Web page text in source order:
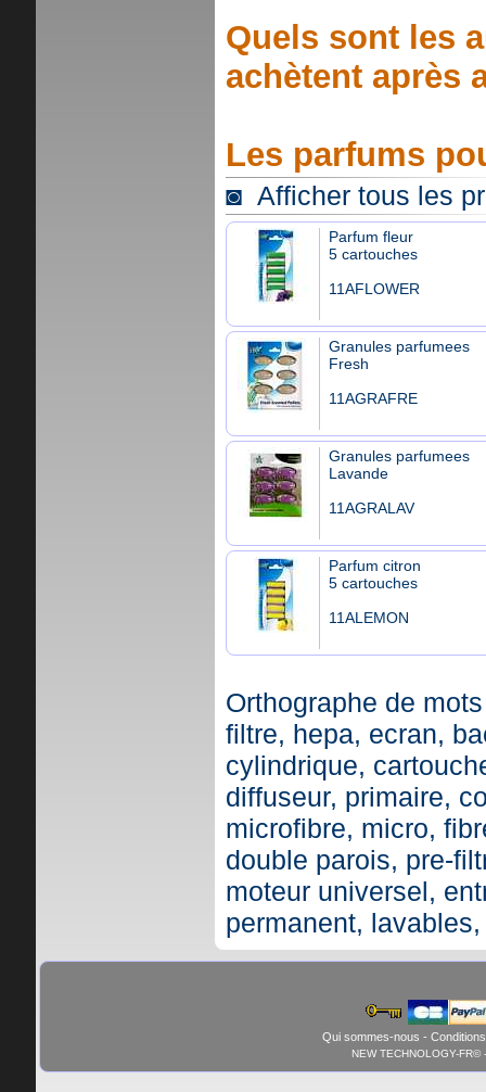
Quels sont les
achètent après
Les parfums
◙ Afficher tous les
Parfum fleur
5 cartouches
11AFLOWER
Granules parfumees
Fresh
11AGRAFRE
Granules parfumees
Lavande
11AGRALAV
Parfum citron
5 cartouches
11ALEMON
Orthographe de
filtre, hepa, ecran,
cylindrique,
diffuseur, primaire,
microfibre, micro,
double parois, pre-
moteur universel,
permanent,
Qui sommes-nous -
NEW TECHNOLOGY-